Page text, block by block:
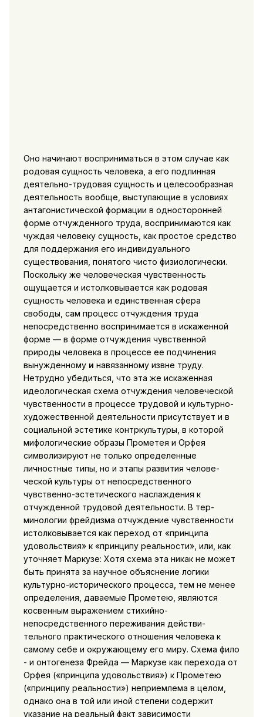
Оно начинают восприниматься в этом случае как
родовая сущность человека, а его подлинная
деятельно-трудовая сущ­ность и целесообразная
деятельность вообще, выступающие в условиях
антагонистической формации в односторонней
фор­ме отчужденного труда, воспринимаются как
чуждая человеку сущность, как простое средство
для поддержания его индиви­дуального
существования, понятого чисто физиологически.
По­скольку же человеческая чувственность
ощущается и истолко­вывается как родовая
сущность человека и единственная сфера
свободы, сам процесс отчуждения труда
непосредственно воспри­нимается в искаженной
форме — в форме отчуждения чувствен­ной
природы человека в процессе ее подчинения
вынужденному и навязанному извне труду.
Нетрудно убедиться, что эта же искаженная
идеологическая схема отчуждения человеческой
чувственности в процессе тру­довой и культурно-
художественной деятельности присутствует и в
социальной эстетике контркультуры, в которой
мифологи­ческие образы Прометея и Орфея
символизируют не только определенные
личностные типы, но и этапы развития челове­
ческой культуры от непосредственного
чувственно-эстетическо­го наслаждения к
отчужденной трудовой деятельности. В тер­
минологии фрейдизма отчуждение чувственности
истолковыва­ется как переход от «принципа
удовольствия» к «принципу реальности», или, как
уточняет Маркузе: Хотя схема эта никак не может
быть принята за научное объяснение логики
культурно-исторического процесса, тем не менее
определения, даваемые Прометею, являются
косвенным выражением стихийно-
непосредственного переживания действи­
тельного практического отношения человека к
самому себе и окружающему его миру. Схема фило
- и онтогенеза Фрейда — Маркузе как перехода от
Орфея («принципа удовольствия») к Прометею
(«принципу реальности») неприемлема в целом,
однако она в той или иной степени содержит
указание на реаль­ный факт зависимости